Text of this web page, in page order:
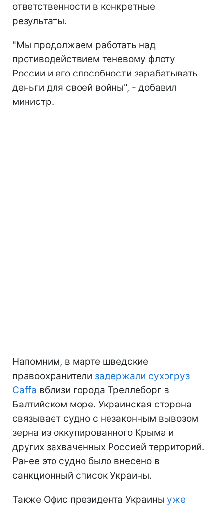
ответственности в конкретные
результаты.
"Мы продолжаем работать над
противодействием теневому флоту
России и его способности зарабатывать
деньги для своей войны", - добавил
министр.
Напомним, в марте шведские
правоохранители задержали сухогруз
Caffa вблизи города Треллеборг в
Балтийском море. Украинская сторона
связывает судно с незаконным вывозом
зерна из оккупированного Крыма и
других захваченных Россией территорий.
Ранее это судно было внесено в
санкционный список Украины.
Также Офис президента Украины уже